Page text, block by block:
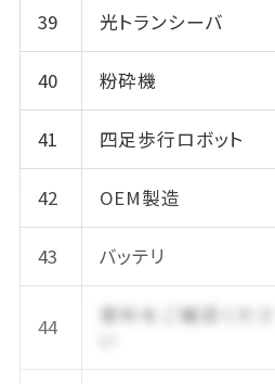
39 光トランシーバ
40 粉砕機
41 四足歩行ロボット
42 OEM製造
43 バッテリ
44
資料をご確認くださ